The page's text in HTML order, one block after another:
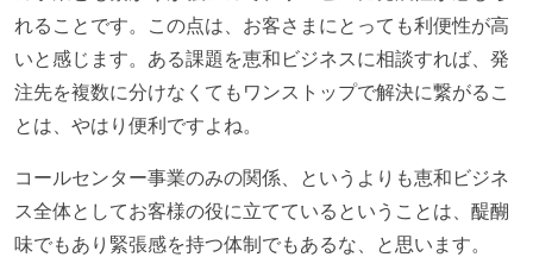
れることです。この点は、お客さまにとっても利便性が高
いと感じます。ある課題を恵和ビジネスに相談すれば、発
注先を複数に分けなくてもワンストップで解決に繋がるこ
とは、やはり便利ですよね。
コールセンター事業のみの関係、というよりも恵和ビジネ
ス全体としてお客様の役に立てているということは、醍醐
味でもあり緊張感を持つ体制でもあるな、と思います。